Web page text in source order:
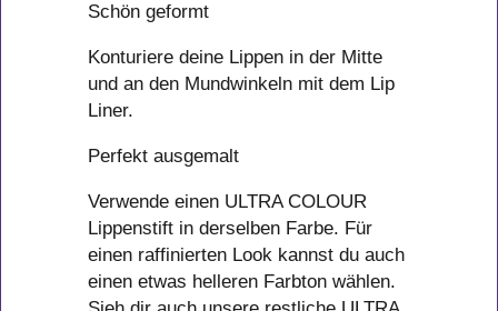
Schön geformt
Konturiere deine Lippen in der Mitte
und an den Mundwinkeln mit dem Lip
Liner.
Perfekt ausgemalt
Verwende einen ULTRA COLOUR
Lippenstift in derselben Farbe. Für
einen raffinierten Look kannst du auch
einen etwas helleren Farbton wählen.